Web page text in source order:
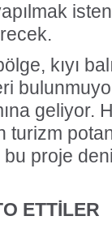
kıyı
geliyor.
turizm
proje
ETTİLER